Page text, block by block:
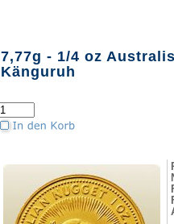
7,77g - 1/4 oz
Känguruh